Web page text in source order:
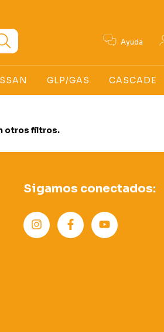
Ayuda
GLP/GAS CASCADE
otros filtros.
Sigamos conectados: